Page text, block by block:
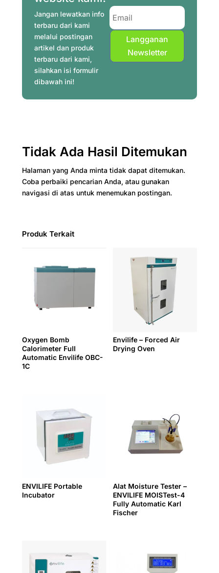
m
n
Jangan lewatkan info
terbaru dari kami
melalui postingan
artikel dan produk
terbaru dari kami,
silahkan isi formulir
dibawah ini!
Langganan
Newsletter
Tidak Ada Hasil Ditemukan
Halaman yang Anda minta tidak dapat ditemukan.
Coba perbaiki pencarian Anda, atau gunakan
navigasi di atas untuk menemukan postingan.
Produk Terkait
Oxygen Bomb
Calorimeter Full
Automatic Envilife OBC-
1C
Envilife – Forced Air
Drying Oven
ENVILIFE Portable
Incubator
Alat Moisture Tester –
ENVILIFE MOISTest-4
Fully Automatic Karl
Fischer